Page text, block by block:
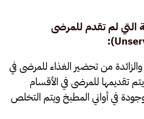
التي لم تقدم للمرضى
):
من تحضير الغذاء للمرضى في
تقديمها للمرضى في الأقسام
في أواني المطبخ ويتم التخلص